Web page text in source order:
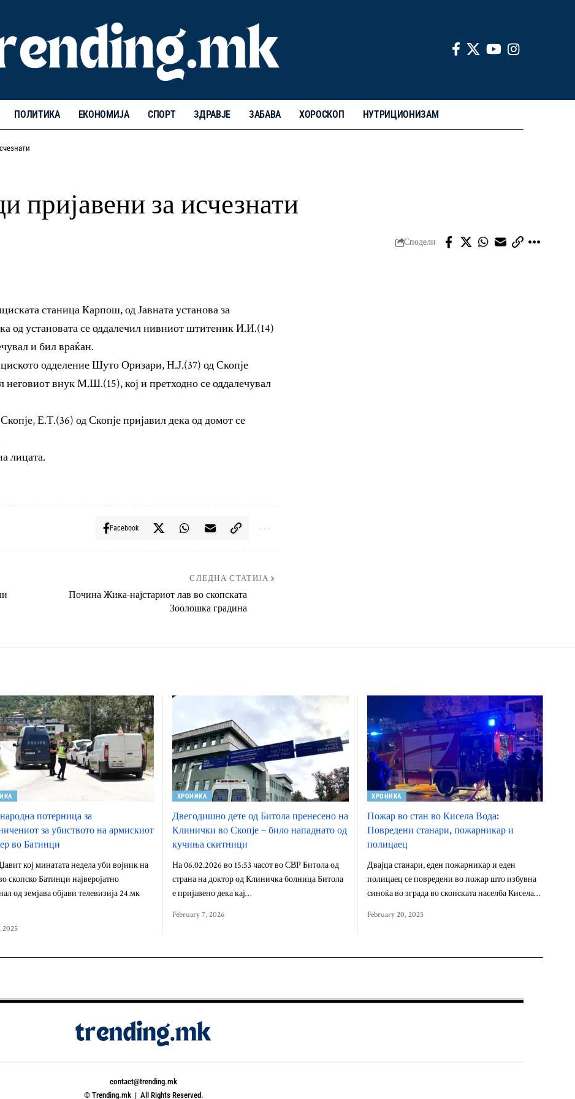
ПОЛИТИКА ЕКОНОМИЈА СПОРТ ЗДРАВЈЕ ЗАБАВА ХОРОСКОП НУТРИЦИОНИЗАМ
пријавени за исчезнати
Сподели
станица Карпош, од Јавната установа за
од установата се оддалечил нивниот штитеник И.И.(14)
и бил враќан.
одделение Шуто Оризари, Н.Ј.(37) од Скопје
неговиот внук М.Ш.(15), кој и претходно се оддалечувал
Е.Т.(36) од Скопје пријавил дека од домот се
лицата.
Facebook
СЛЕДНА СТАТИЈА
Почина Жика-најстариот лав во скопската
Зоолошка градина
потерница за
за убиството на армискиот
во Батинци
кој минатата недела уби војник на
скопско Батинци најверојатно
од земјава објави телевизија 24.мк
2025
ХРОНИКА
Двегодишно дете од Битола пренесено на
Клинички во Скопје – било нападнато од
кучиња скитници
На 06.02.2026 во 15:53 часот во СВР Битола од
страна на доктор од Клиничка болница Битола
е пријавено дека кај…
February 7, 2026
ХРОНИКА
Пожар во стан во Кисела Вода:
Повредени станари, пожарникар и
полицаец
Двајца станари, еден пожарникар и еден
полицаец се повредени во пожар што избувна
синоќа во зграда во скопската населба Кисела…
February 20, 2025
contact@trending.mk
© Trending.mk | All Rights Reserved.